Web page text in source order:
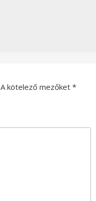
A kötelező mezőket *